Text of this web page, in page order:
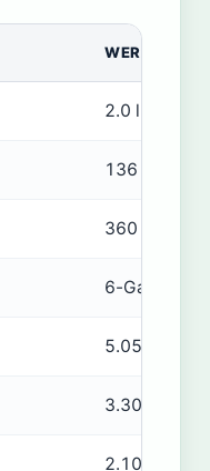
WERT
2.0 l 4-
136 PS
360 Nm bei
6-Gang-
5.050 mm /
3.300 mm
2.100 kg (8-